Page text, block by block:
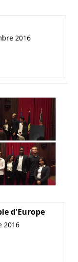
2016
d'Europe
2016